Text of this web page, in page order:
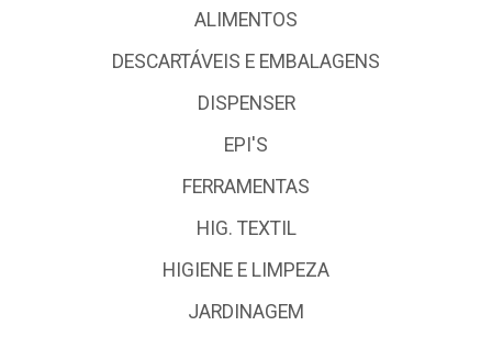
ALIMENTOS
DESCARTÁVEIS E EMBALAGENS
DISPENSER
EPI'S
FERRAMENTAS
HIG. TEXTIL
HIGIENE E LIMPEZA
JARDINAGEM